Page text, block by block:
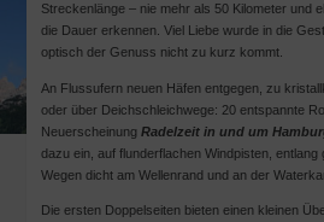
Streckenlänge – nie mehr als 50 Kilometer und
die Dauer erkennen. Viel Liebe wurde in die
optisch der Genuss nicht zu kurz kommt.
An Flussufern neuen Häfen entgegen, zu
oder über Deichschleichwege: 20 entspannte
Neuerscheinung Radelzeit in und um
dazu ein, auf flunderflachen Windpisten,
Wegen dicht am Wellenrand und an der
Die ersten Doppelseiten bieten einen kleinen